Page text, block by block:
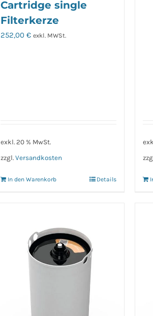
Cartridge single
Filterkerze
252,00€ exkl. MWSt.
exkl. 20 % MwSt.
zzgl.Versandkosten
In den Warenkorb Details